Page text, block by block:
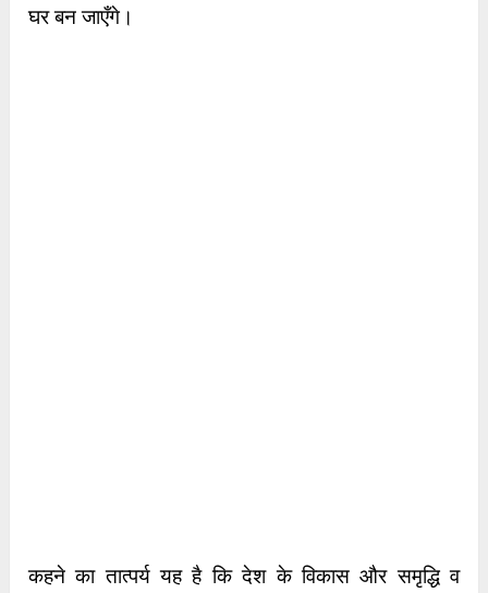
घर बन जाएँगे।
कहने का तात्पर्य यह है कि देश के विकास और समृद्धि व